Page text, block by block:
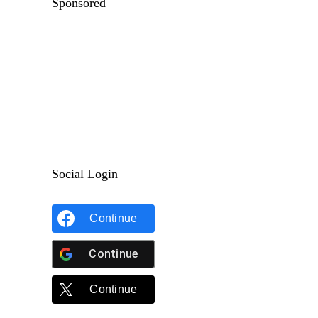
Social Login
Continue
Continue
Continue